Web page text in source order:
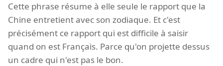
Cette phrase résume à elle seule le rapport que la
Chine entretient avec son zodiaque. Et c'est
précisément ce rapport qui est difficile à saisir
quand on est Français. Parce qu'on projette dessus
un cadre qui n'est pas le bon.